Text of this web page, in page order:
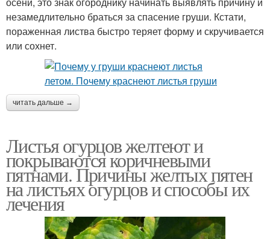
незамедлительно браться за спасение груши. Кстати,
пораженная листва быстро теряет форму и скручивается
или сохнет.
читать дальше →
Листья огурцов желтеют и
покрываются коричневыми
пятнами. Причины желтых пятен
на листьях огурцов и способы их
лечения